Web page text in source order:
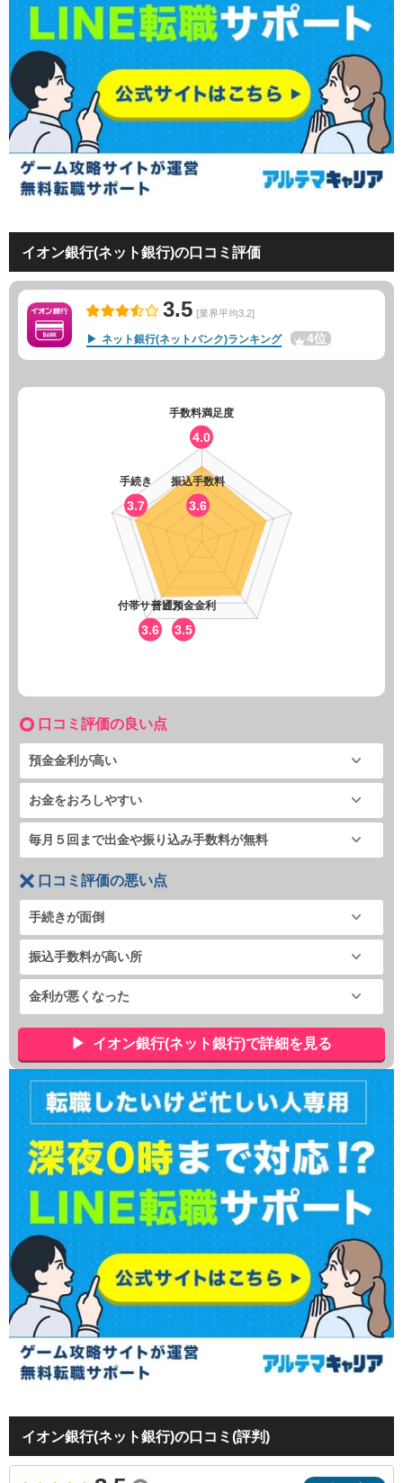
イオン銀行(ネット銀行)の口コミ評価
3.5 [業界平均3.2]
ネット銀行(ネットバンク)ランキング 4位
手数料満足度
4.0
振込手数料
3.6
普通預金金利
3.5
付帯サービス
3.6
手続き
3.7
口コミ評価の良い点
預金金利が高い
お金をおろしやすい
毎月５回まで出金や振り込み手数料が無料
口コミ評価の悪い点
手続きが面倒
振込手数料が高い所
金利が悪くなった
イオン銀行(ネット銀行)で詳細を見る
イオン銀行(ネット銀行)の口コミ(評判)